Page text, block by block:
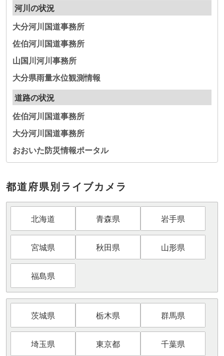
河川の状況
大分河川国道事務所
佐伯河川国道事務所
山国川河川事務所
大分県雨量水位観測情報
道路の状況
佐伯河川国道事務所
大分河川国道事務所
おおいた防災情報ポータル
都道府県別ライブカメラ
北海道 青森県 岩手県
宮城県 秋田県 山形県
福島県
茨城県 栃木県 群馬県
埼玉県 東京都 千葉県